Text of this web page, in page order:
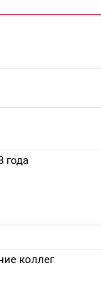
года
коллег